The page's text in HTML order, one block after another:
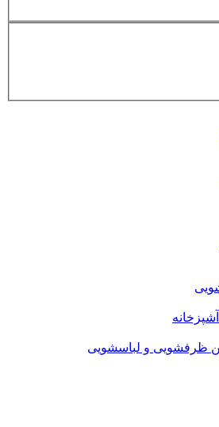
ظرفشویی و لباسشویی